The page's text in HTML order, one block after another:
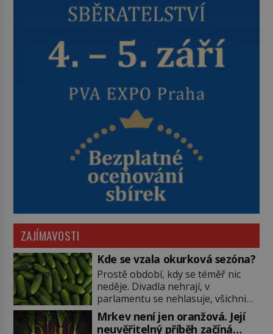
ZAJÍMAVOSTI
Kde se vzala okurková sezóna?
Prostě období, kdy se téměř nic
neděje. Divadla nehrají, v
parlamentu se nehlasuje, všichni
jsou na dovolené a média tak
nemají o čem mluvit a psát. A
Mrkev není jen oranžová. Její
neuvěřitelný příběh začíná